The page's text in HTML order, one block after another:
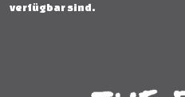
verfügbar sind.